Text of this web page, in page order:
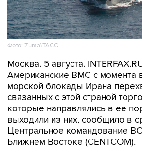
Фото: Zuma\ТАСС
Москва. 5 августа.
Американские ВМС с момента
морской блокады Ирана
связанных с этой страной
которые направлялись в ее
выходили из них, сообщило в
Центральное командование
Ближнем Востоке (CENTCOM).